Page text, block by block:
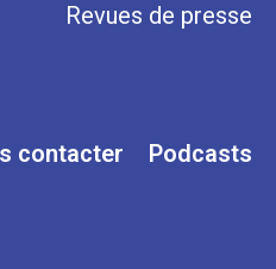
Revues de presse
contacter Podcasts